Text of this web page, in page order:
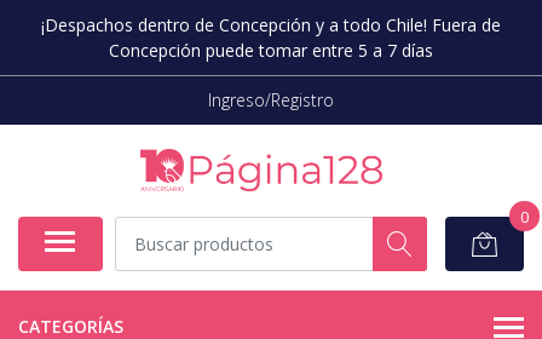
¡Despachos dentro de Concepción y a todo Chile! Fuera de
Concepción puede tomar entre 5 a 7 días
Ingreso/Registro
0
CATEGORÍAS